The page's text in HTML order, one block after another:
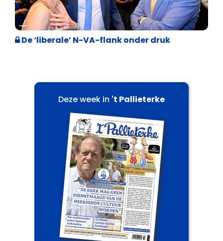
Binnenland politiek
De ‘liberale’ N-VA-flank onder druk
Deze week in 't Pallieterke